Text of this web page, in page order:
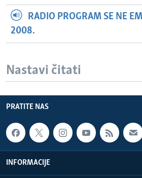
RADIO PROGRAM SE NE
2008.
Nastavi čitati
PRATITE NAS
INFORMACIJE